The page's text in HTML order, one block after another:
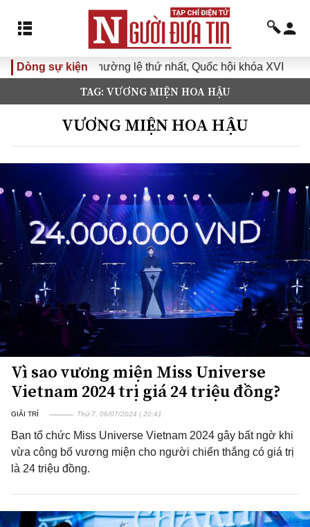
Dòng sự kiện
thường lệ thứ nhất, Quốc hội khóa XVI Đưa Nghị
TAG: VƯƠNG MIỆN HOA HẬU
VƯƠNG MIỆN HOA HẬU
Vì sao vương miện Miss Universe
Vietnam 2024 trị giá 24 triệu đồng?
GIẢI TRÍ Thứ 7, 06/07/2024 | 20:41
Ban tổ chức Miss Universe Vietnam 2024 gây bất ngờ khi
vừa công bố vương miện cho người chiến thắng có giá trị
là 24 triệu đồng.